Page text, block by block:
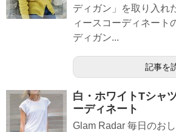
ディガン」を取り入れ
ィースコーディネート
ディガン...
記事を
白・ホワイトTシャ
ーディネート
Glam Radar 毎日のお